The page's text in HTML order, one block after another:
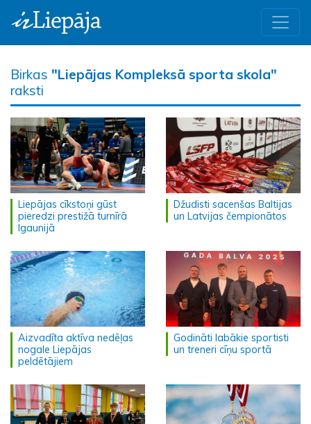
Birkas "Liepājas Kompleksā sporta skola"
raksti
Liepājas cīkstoņi gūst
pieredzi prestižā turnīrā
Igaunijā
Džudisti sacenšas Baltijas
un Latvijas čempionātos
Aizvadīta aktīva nedēļas
nogale Liepājas
peldētājiem
Godināti labākie sportisti
un treneri cīņu sportā